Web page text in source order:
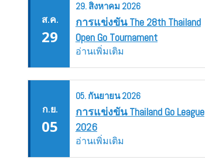
ส.ค.
29
29.สิงหาคม 2026
การแข่งขัน The 28th Thailand
Open Go Tournament
อ่านเพิ่มเติม
ก.ย.
05
05. กันยายน2026
การแข่งขัน Thailand Go League
2026
อ่านเพิ่มเติม